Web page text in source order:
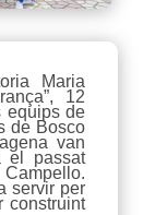
Maria
12
equips de
de Bosco
van
el passat
servir per
construint